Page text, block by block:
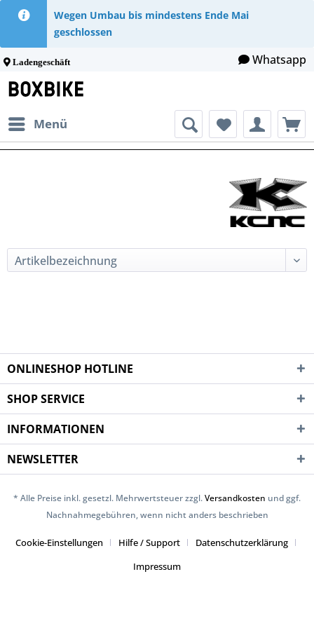
Wegen Umbau bis mindestens Ende Mai
geschlossen
Ladengeschäft Whatsapp
Menü
ONLINESHOP HOTLINE
SHOP SERVICE
INFORMATIONEN
NEWSLETTER
* Alle Preise inkl. gesetzl. Mehrwertsteuer zzgl.Versandkosten und ggf.
Nachnahmegebühren, wenn nicht anders beschrieben
Cookie-Einstellungen Hilfe / Support
Datenschutzerklärung
Impressum